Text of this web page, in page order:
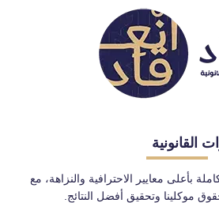
القانونية
بأعلى معايير الاحترافية والنزاهة، مع
موكلينا وتحقيق أفضل النتائج.